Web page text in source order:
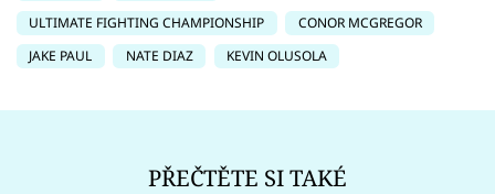
ULTIMATE FIGHTING CHAMPIONSHIP
CONOR MCGREGOR
JAKE PAUL
NATE DIAZ KEVIN OLUSOLA
PŘEČTĚTE SI TAKÉ